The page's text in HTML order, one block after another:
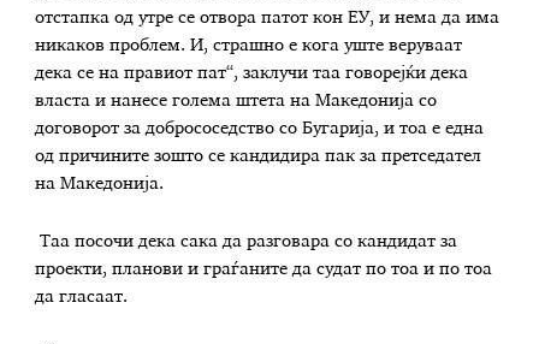
отстапка од утре се отвора патот кон ЕУ, и нема да има
никаков проблем. И, страшно е кога уште веруваат
дека се на правиот пат“, заклучи таа говорејќи дека
власта и нанесе голема штета на Македонија со
договорот за добрососедство со Бугарија, и тоа е една
од причините зошто се кандидира пак за претседател
на Македонија.
Таа посочи дека сака да разговара со кандидат за
проекти, планови и граѓаните да судат по тоа и по тоа
да гласаат.